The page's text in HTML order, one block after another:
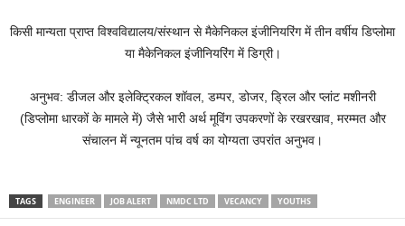
किसी मान्यता प्राप्त विश्वविद्यालय/संस्थान से मैकेनिकल इंजीनियरिंग में तीन वर्षीय डिप्लोमा
या मैकेनिकल इंजीनियरिंग में डिग्री।
अनुभव: डीजल और इलेक्ट्रिकल शॉवल, डम्पर, डोजर, ड्रिल और प्लांट मशीनरी
(डिप्लोमा धारकों के मामले में) जैसे भारी अर्थ मूविंग उपकरणों के रखरखाव, मरम्मत और
संचालन में न्यूनतम पांच वर्ष का योग्यता उपरांत अनुभव।
TAGS ENGINEER JOB ALERT NMDC LTD VECANCY YOUTHS